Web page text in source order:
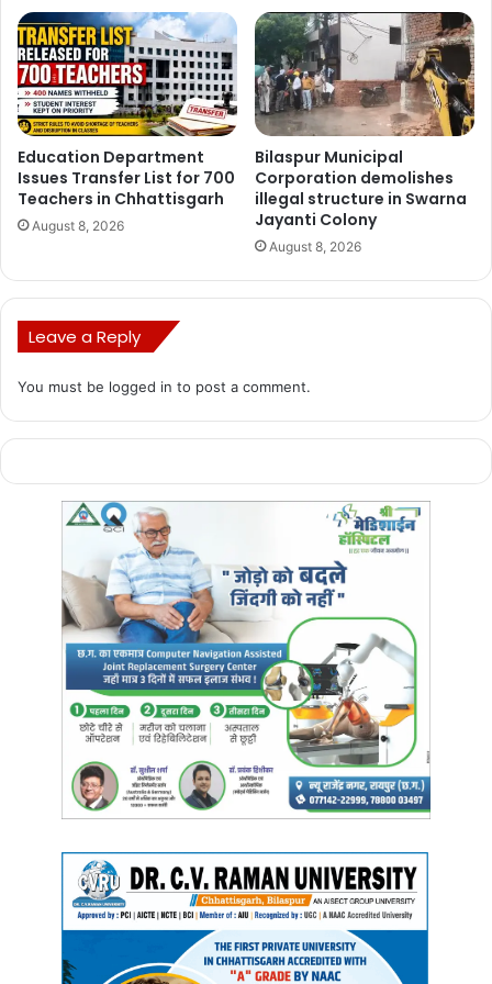
तिलहनी फसल (2.84 हेक्टेयर )
अलसी – 46 हजार 190 हेक्टेयर, राई सरसों – 2 लाख हेक्टेयर, तिल – 1370
हेक्टेयर, सूरजमुखी – 2960 हेक्टेयर, – कुसुम – 6960,हेक्टेयर – मूंगफली –
25,630 हेक्टेयर
Manish Tiwari
Education Department
Issues Transfer List for 700
Teachers in Chhattisgarh
August 8, 2026
Bilaspur Municipal
Corporation demolishes
illegal structure in Swarna
Jayanti Colony
August 8, 2026
Leave a Reply
You must be logged in to post a comment.